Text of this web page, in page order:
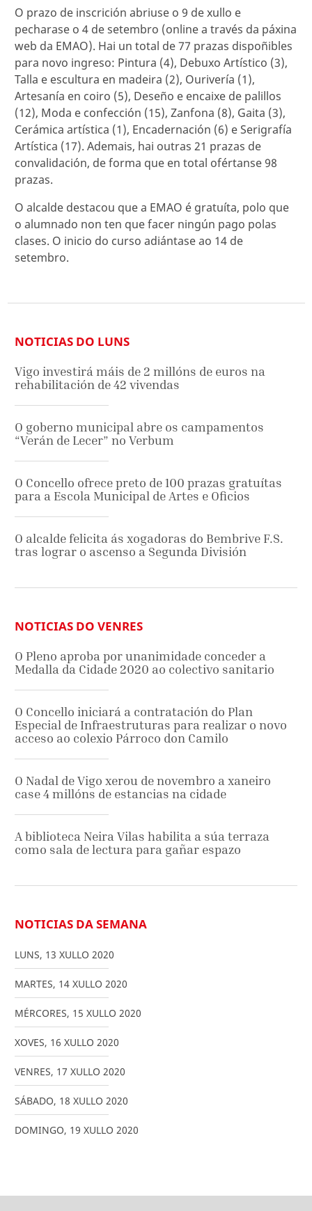
O prazo de inscrición abriuse o 9 de xullo e
pecharase o 4 de setembro (online a través da páxina
web da EMAO). Hai un total de 77 prazas dispoñibles
para novo ingreso: Pintura (4), Debuxo Artístico (3),
Talla e escultura en madeira (2), Ourivería (1),
Artesanía en coiro (5), Deseño e encaixe de palillos
(12), Moda e confección (15), Zanfona (8), Gaita (3),
Cerámica artística (1), Encadernación (6) e Serigrafía
Artística (17). Ademais, hai outras 21 prazas de
convalidación, de forma que en total ofértanse 98
prazas.
O alcalde destacou que a EMAO é gratuíta, polo que
o alumnado non ten que facer ningún pago polas
clases. O inicio do curso adiántase ao 14 de
setembro.
NOTICIAS DO LUNS
Vigo investirá máis de 2 millóns de euros na
rehabilitación de 42 vivendas
O goberno municipal abre os campamentos
“Verán de Lecer” no Verbum
O Concello ofrece preto de 100 prazas gratuítas
para a Escola Municipal de Artes e Oficios
O alcalde felicita ás xogadoras do Bembrive F.S.
tras lograr o ascenso a Segunda División
NOTICIAS DO VENRES
O Pleno aproba por unanimidade conceder a
Medalla da Cidade 2020 ao colectivo sanitario
O Concello iniciará a contratación do Plan
Especial de Infraestruturas para realizar o novo
acceso ao colexio Párroco don Camilo
O Nadal de Vigo xerou de novembro a xaneiro
case 4 millóns de estancias na cidade
A biblioteca Neira Vilas habilita a súa terraza
como sala de lectura para gañar espazo
NOTICIAS DA SEMANA
LUNS, 13 XULLO 2020
MARTES, 14 XULLO 2020
MÉRCORES, 15 XULLO 2020
XOVES, 16 XULLO 2020
VENRES, 17 XULLO 2020
SÁBADO, 18 XULLO 2020
DOMINGO, 19 XULLO 2020